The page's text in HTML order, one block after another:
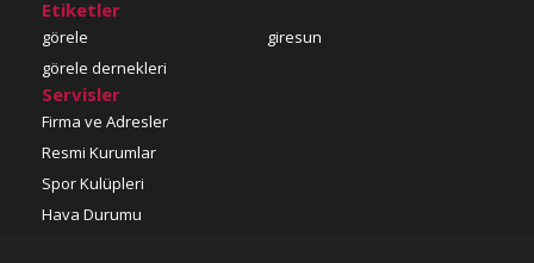
Etiketler
görele
giresun
görele dernekleri
Servisler
Firma ve Adresler
Resmi Kurumlar
Spor Kulüpleri
Hava Durumu